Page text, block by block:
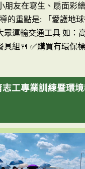
朋友在寫生、扇面彩
的重點是: 「愛護地
眾運輸交通工具 如：
具組🍴 ✅購買有環保
志工專業訓練暨環